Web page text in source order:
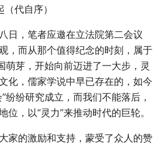
代自序）
日，笔者应邀在立法院第二会议
，而从那个值得纪念的时刻，属于
萌芽，开始向前迈进了一大步，灵
化，儒家学说中早已存在的，如今
纷纷研究成立，而我们不能落后，
位，以“灵力”来推动时代的巨轮。
家的激励和支持，蒙受了众人的赞